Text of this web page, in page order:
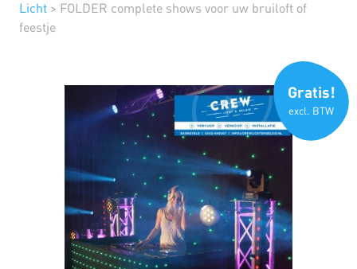
Licht > FOLDER complete shows voor uw bruiloft of
feestje
Gratis!
excl. BTW